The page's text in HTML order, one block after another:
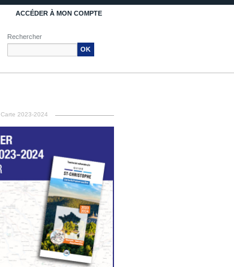
ACCÉDER À MON COMPTE
Rechercher
OK
Carte 2023-2024